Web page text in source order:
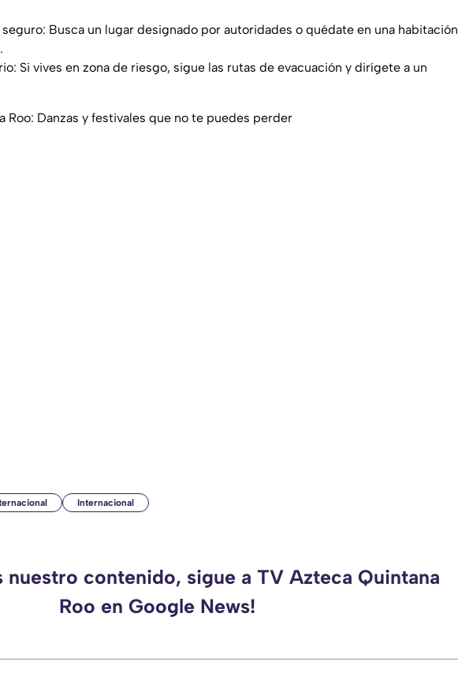
Busca un lugar designado por autoridades o quédate en una habitación
Si vives en zona de riesgo, sigue las rutas de evacuación y dirígete a un
Roo: Danzas y festivales que no te puedes perder
Internacional
nuestro contenido, sigue a TV Azteca Quintana
Roo en Google News!